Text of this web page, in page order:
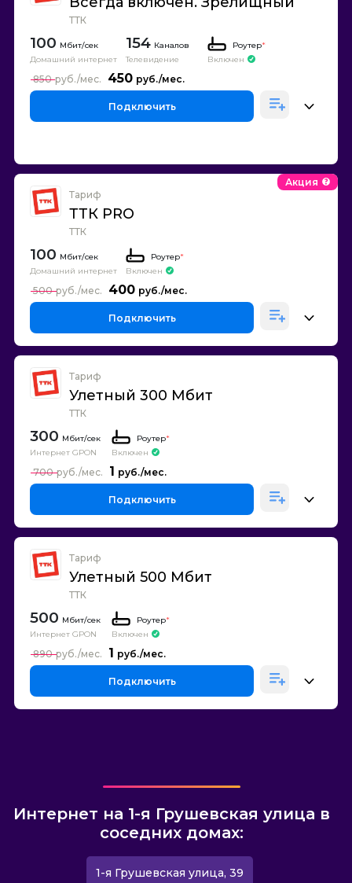
ТТК
100
Домашний интернет
154 Каналов
Телевидение
Роутер*
Включен
450
850
Подключить
Тариф
ТТК PRO
ТТК
Акция
100
Домашний интернет
Роутер*
Включен
400
500
Подключить
Тариф
Улетный 300 Мбит
ТТК
300
Интернет GPON
Роутер*
Включен
1
700
Подключить
Тариф
Улетный 500 Мбит
ТТК
500
Интернет GPON
Роутер*
Включен
1
890
Подключить
Интернет на 1-я Грушевская улица в
соседних домах:
1-я Грушевская улица, 39